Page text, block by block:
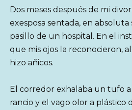
Dos meses después de mi
exesposa sentada, en absoluta
pasillo de un hospital. En el
que mis ojos la reconocieron,
hizo añicos.
El corredor exhalaba un tufo a
rancio y el vago olor a plástico